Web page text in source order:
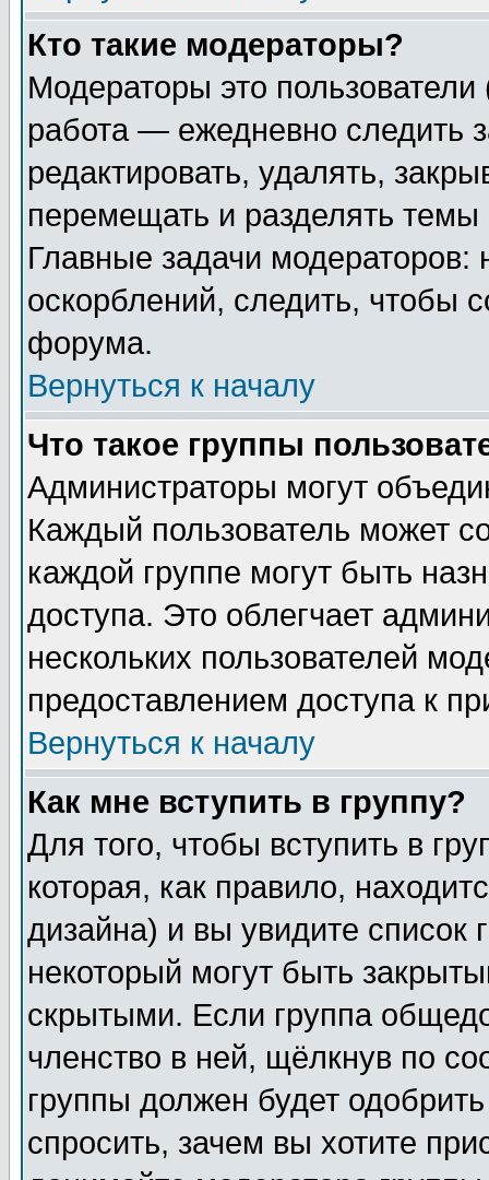
Кто такие модераторы?
Модераторы это
работа — ежедневно следить
редактировать, удалять,
перемещать и разделять
Главные задачи
оскорблений, следить, чтобы
форума.
Вернуться к началу
Что такое группы
Администраторы могут
Каждый пользователь может
каждой группе могут быть
доступа. Это облегчает
нескольких пользователей
предоставлением доступа к
Вернуться к началу
Как мне вступить в группу?
Для того, чтобы вступить в
которая, как правило,
дизайна) и вы увидите список
некоторый могут быть
скрытыми. Если группа
членство в ней, щёлкнув по
группы должен будет
спросить, зачем вы хотите